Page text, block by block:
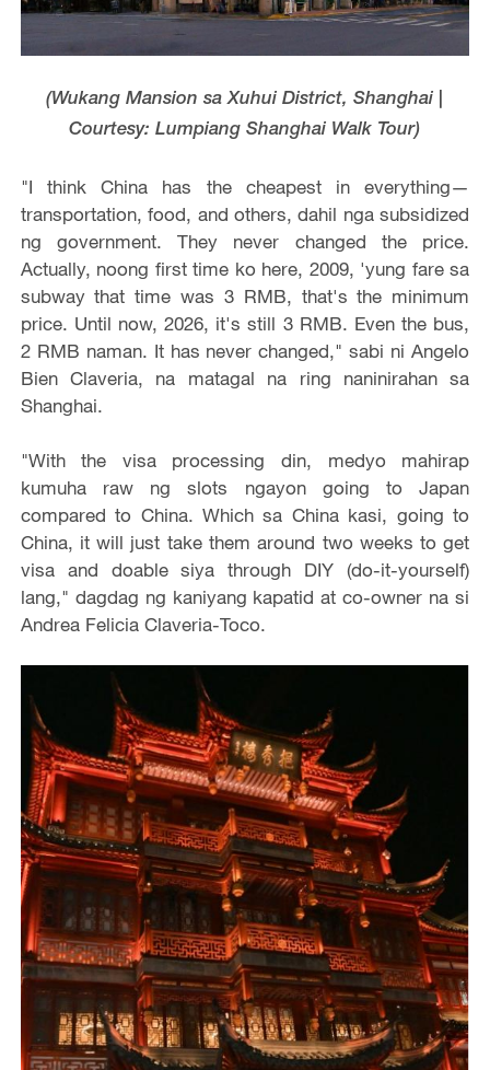
(Wukang Mansion sa Xuhui District, Shanghai |
Courtesy: Lumpiang Shanghai Walk Tour)
"I think China has the cheapest in everything—
transportation, food, and others, dahil nga subsidized
ng government. They never changed the price.
Actually, noong first time ko here, 2009, 'yung fare sa
subway that time was 3 RMB, that's the minimum
price. Until now, 2026, it's still 3 RMB. Even the bus,
2 RMB naman. It has never changed," sabi ni Angelo
Bien Claveria, na matagal na ring naninirahan sa
Shanghai.
"With the visa processing din, medyo mahirap
kumuha raw ng slots ngayon going to Japan
compared to China. Which sa China kasi, going to
China, it will just take them around two weeks to get
visa and doable siya through DIY (do-it-yourself)
lang," dagdag ng kaniyang kapatid at co-owner na si
Andrea Felicia Claveria-Toco.